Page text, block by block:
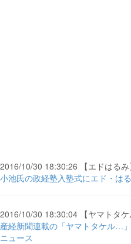
2016/10/30 18:30:26 【エドはるみ
小池氏の政経塾入塾式にエド・は
2016/10/30 18:30:04 【ヤマトタケ
産経新聞連載の「ヤマトタケル…
ニュース